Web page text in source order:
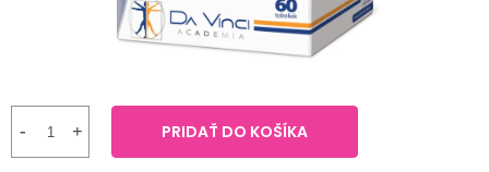
ZDRAVOTNÍCKE
PRÍRODNÉ
LIEKY PRIDAŤ DO KOŠÍKA